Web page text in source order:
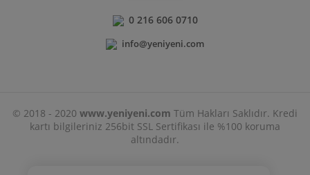
0 216 606 0710
info@yeniyeni.com
© 2018 - 2020 www.yeniyeni.com Tüm Hakları Saklıdır. Kredi
kartı bilgileriniz 256bit SSL Sertifikası ile %100 koruma
altındadır.